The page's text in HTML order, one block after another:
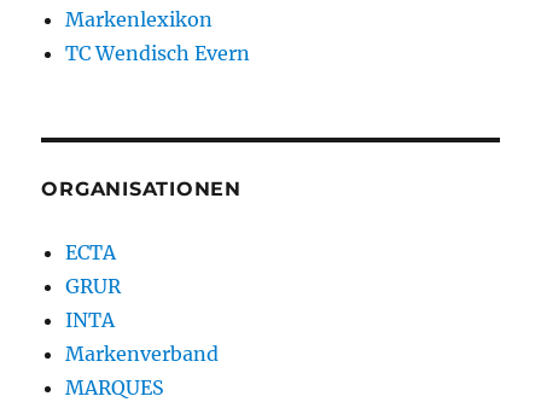
Markenlexikon
TC Wendisch Evern
ORGANISATIONEN
ECTA
GRUR
INTA
Markenverband
MARQUES